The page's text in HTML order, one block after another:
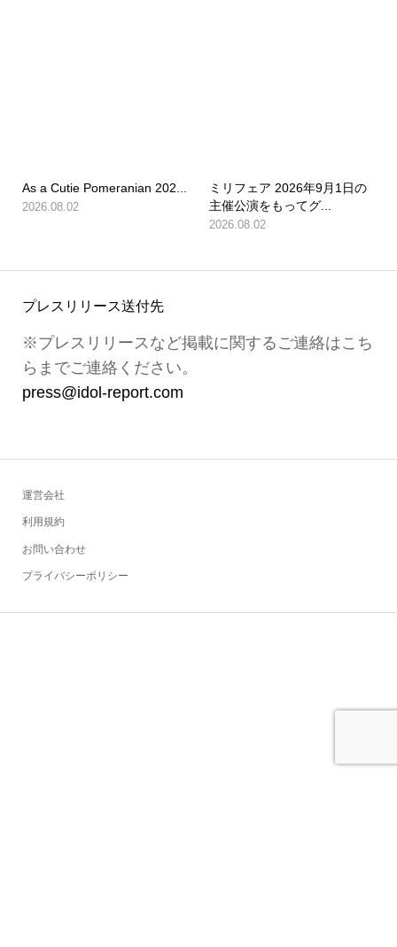
As a Cutie Pomeranian 202...
2026.08.02
ミリフェア 2026年9月1日の
主催公演をもってグ...
2026.08.02
プレスリリース送付先
※プレスリリースなど掲載に関するご連絡はこち
らまでご連絡ください。
press@idol-report.com
運営会社
利用規約
お問い合わせ
プライバシーポリシー